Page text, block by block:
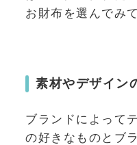
お財布を選んでみ
素材やデザイン
ブランドによって
の好きなものとブ